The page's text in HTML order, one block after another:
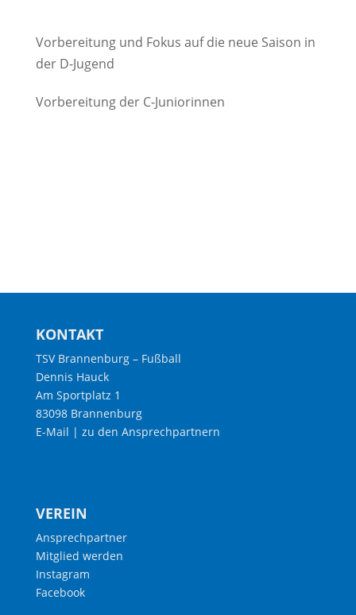
Vorbereitung und Fokus auf die neue Saison in
der D-Jugend
Vorbereitung der C-Juniorinnen
KONTAKT
TSV Brannenburg – Fußball
Dennis Hauck
Am Sportplatz 1
83098 Brannenburg
E-Mail | zu den Ansprechpartnern
VEREIN
Ansprechpartner
Mitglied werden
Instagram
Facebook